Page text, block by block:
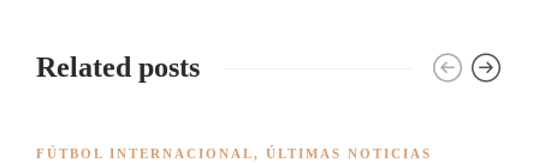
Related posts
FÚTBOL INTERNACIONAL, ÚLTIMAS NOTICIAS